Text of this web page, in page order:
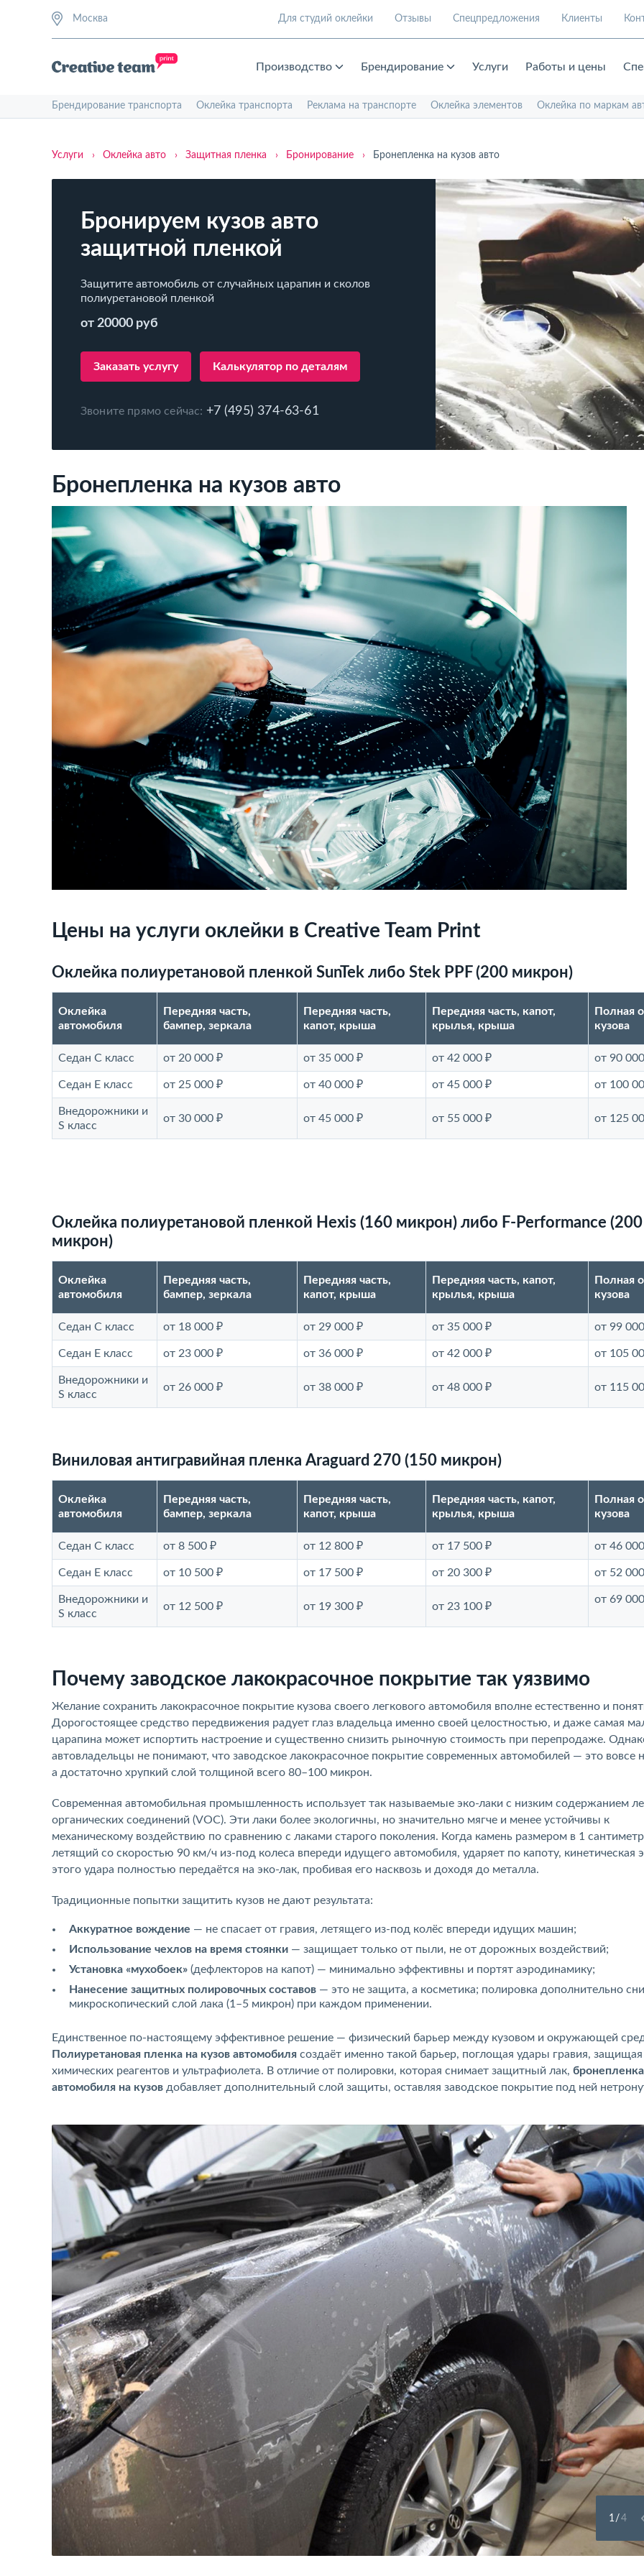
Москва Для студий оклейки Отзывы Спецпредложения Клиенты
Производство Брендирование Услуги Работы и цены
Брендирование транспорта Оклейка транспорта Реклама на транспорте Оклейка элементов Оклейка по маркам
Услуги › Оклейка авто › Защитная пленка › Бронирование › Бронепленка на кузов авто
Бронируем кузов авто
защитной пленкой
Защитите автомобиль от случайных царапин и сколов
полиуретановой пленкой
от 20000 руб
Заказать услугу Калькулятор по деталям
Звоните прямо сейчас: +7 (495) 374-63-61
Бронепленка на кузов авто
Цены на услуги оклейки в Creative Team Print
Оклейка полиуретановой пленкой SunTek либо Stek PPF (200 микрон)
Оклейка
автомобиля
Передняя часть,
бампер, зеркала
Передняя часть,
капот, крыша
Передняя часть, капот,
крылья, крыша
Полная
кузова
Седан С класс от 20 000 ₽ от 35 000 ₽ от 42 000 ₽ от 90
Седан E класс от 25 000 ₽ от 40 000 ₽ от 45 000 ₽ от 100
Внедорожники и
S класс
от 30 000 ₽ от 45 000 ₽ от 55 000 ₽ от 125
Оклейка полиуретановой пленкой Hexis (160 микрон) либо F-Performance (200
микрон)
Оклейка
автомобиля
Передняя часть,
бампер, зеркала
Передняя часть,
капот, крыша
Передняя часть, капот,
крылья, крыша
Полная
кузова
Седан С класс от 18 000 ₽ от 29 000 ₽ от 35 000 ₽ от 99
Седан E класс от 23 000 ₽ от 36 000 ₽ от 42 000 ₽ от 105
Внедорожники и
S класс
от 26 000 ₽ от 38 000 ₽ от 48 000 ₽ от 115
Виниловая антигравийная пленка Araguard 270 (150 микрон)
Оклейка
автомобиля
Передняя часть,
бампер, зеркала
Передняя часть,
капот, крыша
Передняя часть, капот,
крылья, крыша
Полная
кузова
Седан С класс от 8 500 ₽ от 12 800 ₽ от 17 500 ₽ от 46
Седан E класс от 10 500 ₽ от 17 500 ₽ от 20 300 ₽ от 52
Внедорожники и
S класс
от 12 500 ₽ от 19 300 ₽ от 23 100 ₽
от 69
Почему заводское лакокрасочное покрытие так уязвимо
Желание сохранить лакокрасочное покрытие кузова своего легкового автомобиля вполне естественно и
Дорогостоящее средство передвижения радует глаз владельца именно своей целостностью, и даже самая
царапина может испортить настроение и существенно снизить рыночную стоимость при перепродаже.
автовладельцы не понимают, что заводское лакокрасочное покрытие современных автомобилей — это вовсе
а достаточно хрупкий слой толщиной всего 80–100 микрон.
Современная автомобильная промышленность использует так называемые эко-лаки с низким содержанием
органических соединений (VOC). Эти лаки более экологичны, но значительно мягче и менее устойчивы к
механическому воздействию по сравнению с лаками старого поколения. Когда камень размером в 1
летящий со скоростью 90 км/ч из-под колеса впереди идущего автомобиля, ударяет по капоту, кинетическая
этого удара полностью передаётся на эко-лак, пробивая его насквозь и доходя до металла.
Традиционные попытки защитить кузов не дают результата:
Аккуратное вождение — не спасает от гравия, летящего из-под колёс впереди идущих машин;
Использование чехлов на время стоянки — защищает только от пыли, не от дорожных воздействий;
Установка «мухобоек» (дефлекторов на капот) — минимально эффективны и портят аэродинамику;
Нанесение защитных полировочных составов — это не защита, а косметика; полировка дополнительно
микроскопический слой лака (1–5 микрон) при каждом применении.
Единственное по-настоящему эффективное решение — физический барьер между кузовом и окружающей
Полиуретановая пленка на кузов автомобиля создаёт именно такой барьер, поглощая удары гравия, защищая
химических реагентов и ультрафиолета. В отличие от полировки, которая снимает защитный лак,
автомобиля на кузов добавляет дополнительный слой защиты, оставляя заводское покрытие под ней
1 /4